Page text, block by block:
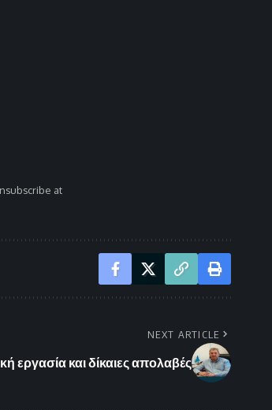
at
NEXT ARTICLE
εργασία και δίκαιες απολαβές